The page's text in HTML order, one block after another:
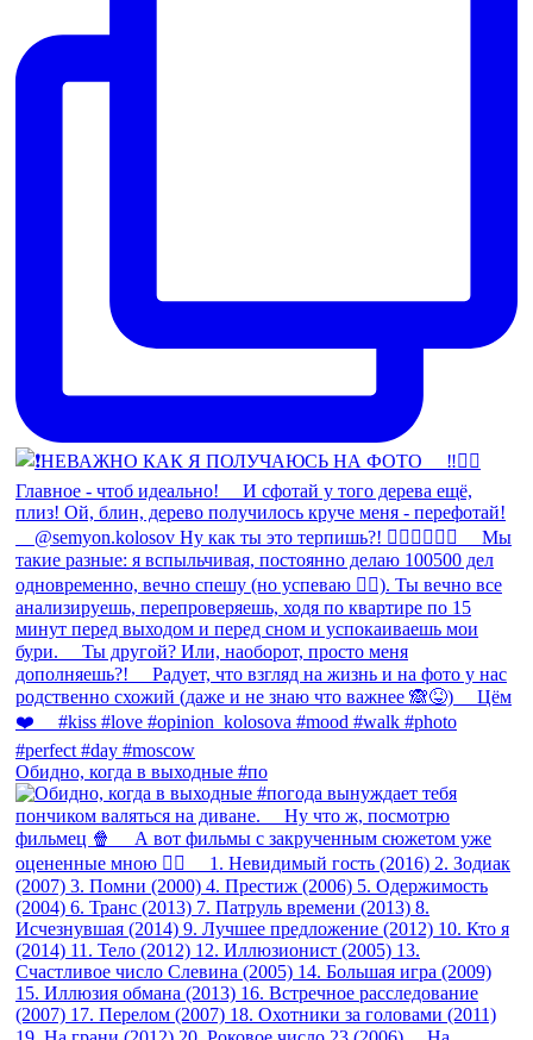
Обидно, когда в выходные #по